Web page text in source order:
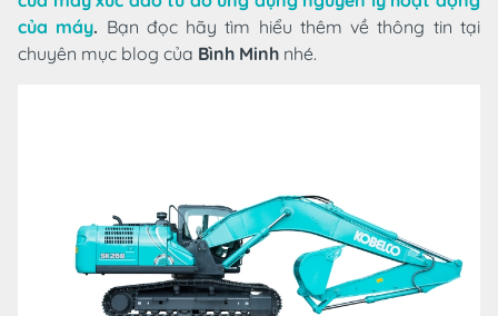
của máy. Bạn đọc hãy tìm hiểu thêm về thông tin tại
chuyên mục blog của Bình Minh nhé.